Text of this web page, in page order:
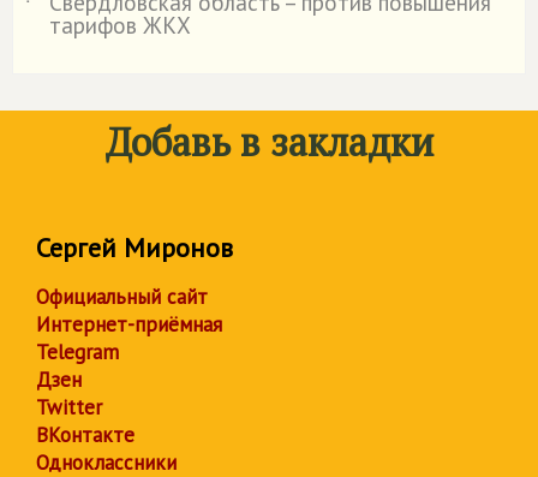
˙
тарифов ЖКХ
Добавь в закладки
Сергей Миронов
Официальный сайт
Интернет-приёмная
Telegram
Дзен
Twitter
ВКонтакте
Одноклассники